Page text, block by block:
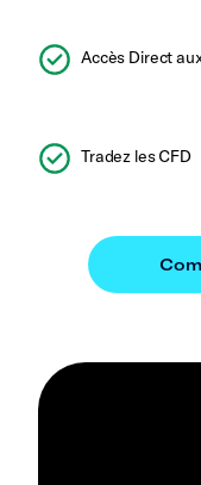
Accès Direct
Tradez les CFD